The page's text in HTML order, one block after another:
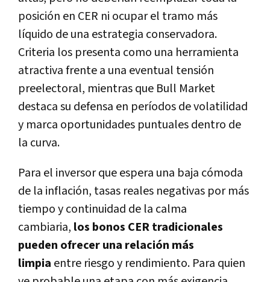
posición en CER ni ocupar el tramo más
líquido de una estrategia conservadora.
Criteria los presenta como una herramienta
atractiva frente a una eventual tensión
preelectoral, mientras que Bull Market
destaca su defensa en períodos de volatilidad
y marca oportunidades puntuales dentro de
la curva.
Para el inversor que espera una baja cómoda
de la inflación, tasas reales negativas por más
tiempo y continuidad de la calma
cambiaria, los bonos CER tradicionales
pueden ofrecer una relación más
limpia entre riesgo y rendimiento. Para quien